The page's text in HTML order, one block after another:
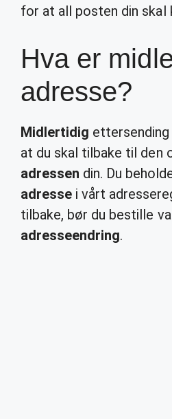
for at all posten din skal
Hva er
adresse?
Midlertidig
at du skal tilbake til den
adressen din. Du
adresse i vårt
tilbake, bør du bestille
adresseendring.